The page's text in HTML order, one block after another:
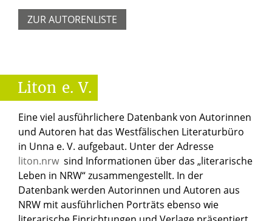
ZUR AUTORENLISTE
Liton e. V.
Eine viel ausführlichere Datenbank von Autorinnen
und Autoren hat das Westfälischen Literaturbüro
in Unna e. V. aufgebaut. Unter der Adresse
liton.nrw sind Informationen über das „literarische
Leben in NRW“ zusammengestellt. In der
Datenbank werden Autorinnen und Autoren aus
NRW mit ausführlichen Porträts ebenso wie